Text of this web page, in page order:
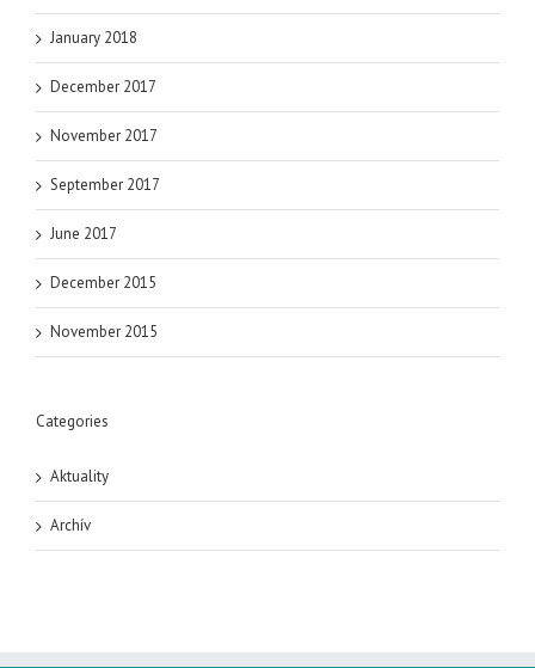
January 2018
December 2017
November 2017
September 2017
June 2017
December 2015
November 2015
Categories
Aktuality
Archív